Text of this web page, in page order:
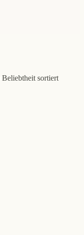
Beliebtheit sortiert